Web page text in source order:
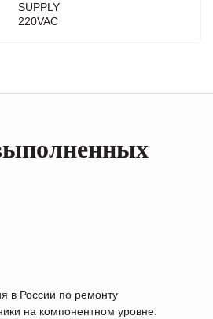
SUPPLY
220VAC
в России по ремонту
на компонентном уровне.